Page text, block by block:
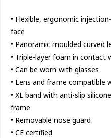
• Flexible, ergonomic
face
• Panoramic moulded curved
• Triple-layer foam in contact
• Can be worn with glasses
• Lens and frame compatible
• XL band with anti-slip
frame
• Removable nose guard
• CE certified